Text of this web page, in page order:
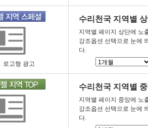
로고형 광고
수리천국 지역별
지역별 페이지 상단에 노
강조옵션 선택으로 눈에
다.
수리천국 지역별
지역별 페이지 중앙에 노
강조옵션 선택으로 눈에
다.